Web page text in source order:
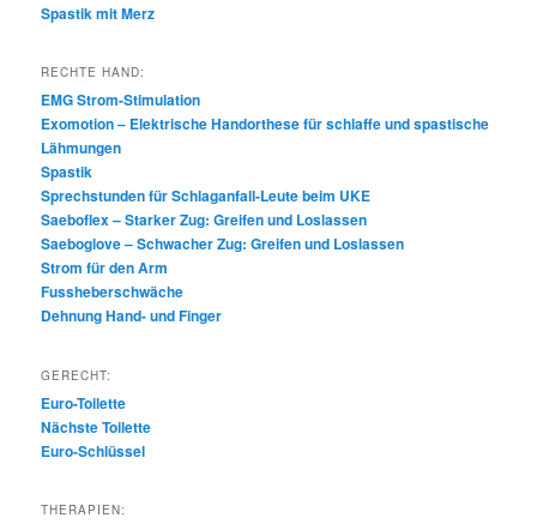
Spastik mit Merz
RECHTE HAND:
EMG Strom-Stimulation
Exomotion – Elektrische Handorthese für schlaffe und spastische
Lähmungen
Spastik
Sprechstunden für Schlaganfall-Leute beim UKE
Saeboflex – Starker Zug: Greifen und Loslassen
Saeboglove – Schwacher Zug: Greifen und Loslassen
Strom für den Arm
Fussheberschwäche
Dehnung Hand- und Finger
GERECHT:
Euro-Toilette
Nächste Toilette
Euro-Schlüssel
THERAPIEN: